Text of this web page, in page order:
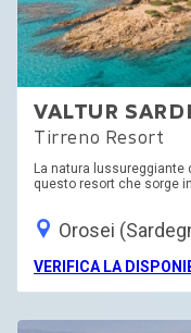
VALTUR
Tirreno Resort
La natura
questo resort che sorge
Orosei
VERIFICA LA